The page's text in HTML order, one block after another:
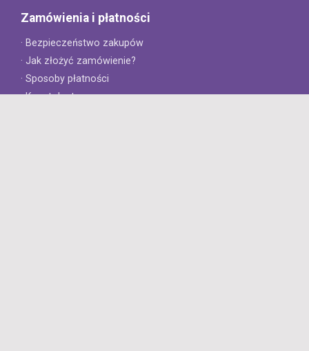
Zamówienia i płatności
· Bezpieczeństwo zakupów
· Jak złożyć zamówienie?
· Sposoby płatności
· Koszt dostawy